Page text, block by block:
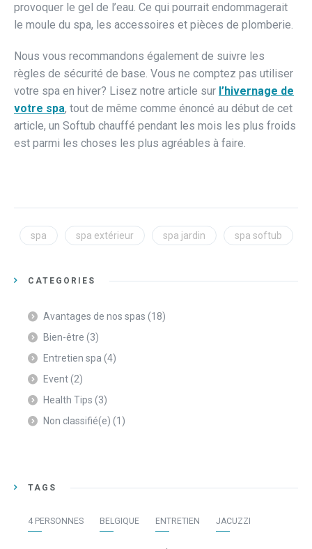
provoquer le gel de l’eau. Ce qui pourrait endommagerait
le moule du spa, les accessoires et pièces de plomberie.
Nous vous recommandons également de suivre les
règles de sécurité de base. Vous ne comptez pas utiliser
votre spa en hiver? Lisez notre article sur l’hivernage de
votre spa, tout de même comme énoncé au début de cet
article, un Softub chauffé pendant les mois les plus froids
est parmi les choses les plus agréables à faire.
spa spa extérieur spa jardin spa softub
CATEGORIES
Avantages de nos spas (18)
Bien-être (3)
Entretien spa (4)
Event(2)
Health Tips (3)
Non classifié(e) (1)
TAGS
4 PERSONNES BELGIQUE ENTRETIEN JACUZZI